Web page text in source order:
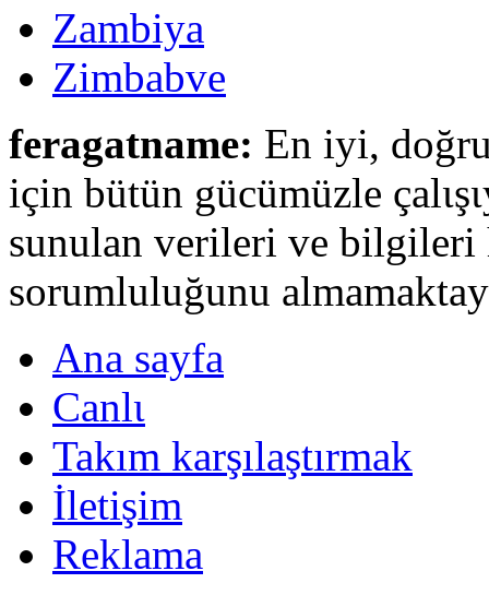
Zambiya
Zimbabve
feragatname: En iyi,
için bütün gücümüzle
sunulan verileri ve bilgileri
sorumluluğunu
Ana sayfa
Canlι
Takım karşılaştırmak
İletişim
Reklama